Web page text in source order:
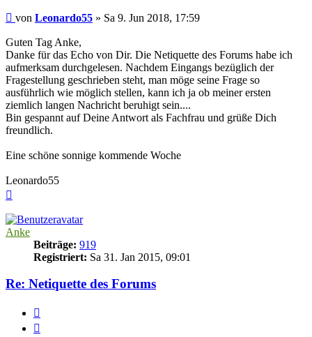
Beitrag
von Leonardo55 » Sa 9. Jun 2018, 17:59
Guten Tag Anke,
Danke für das Echo von Dir. Die Netiquette des Forums habe ich
aufmerksam durchgelesen. Nachdem Eingangs bezüglich der
Fragestellung geschrieben steht, man möge seine Frage so
ausführlich wie möglich stellen, kann ich ja ob meiner ersten
ziemlich langen Nachricht beruhigt sein....
Bin gespannt auf Deine Antwort als Fachfrau und grüße Dich
freundlich.
Eine schöne sonnige kommende Woche
Leonardo55
Anke
Beiträge: 919
Registriert: Sa 31. Jan 2015, 09:01
Re: Netiquette des Forums